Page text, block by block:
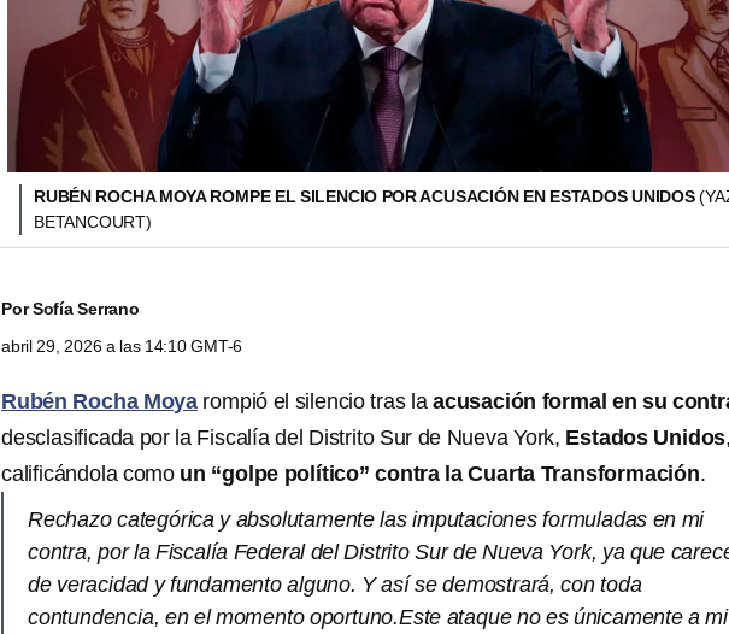
RUBÉN ROCHA MOYA ROMPE EL SILENCIO POR ACUSACIÓN EN ESTADOS UNIDOS
BETANCOURT)
PorSofía Serrano
abril 29, 2026 a las 14:10 GMT-6
Rubén Rocha Moya rompió el silencio tras la acusación formal en su
desclasificada por la Fiscalía del Distrito Sur de Nueva York, Estados Unidos,
calificándola como un “golpe político” contra la Cuarta Transformación.
Rechazo categórica y absolutamente las imputaciones formuladas en mi
contra, por la Fiscalía Federal del Distrito Sur de Nueva York, ya que
de veracidad y fundamento alguno. Y así se demostrará, con toda
contundencia, en el momento oportuno.Este ataque no es únicamente a mi